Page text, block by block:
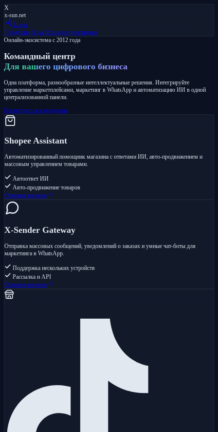
X
x-sun.net
Login
Продукты О нас Вход для участников
Онлайн-экосистема с 2012 года
Командный центр
Для вашего цифрового бизнеса
Одна платформа, разнообразные интеллектуальные решения. Интегрируйте
управление маркетплейсами, маркетинг в WhatsApp и автоматизацию ИИ в одной
централизованной панели.
Посмотреть все продукты
Shopee Assistant
Автоматизированный помощник магазина с ответами ИИ, авто-продвижением и
массовым управлением товарами.
Автоответ ИИ
Авто-продвижение товаров
Открыть консоль
X-Sender Gateway
Отправка массовых сообщений, уведомлений о заказах и умные чат-боты для
маркетинга в WhatsApp.
Поддержка нескольких устройств
Рассылка и API
Открыть консоль